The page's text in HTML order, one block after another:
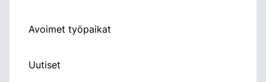
Avoimet työpaikat
Uutiset